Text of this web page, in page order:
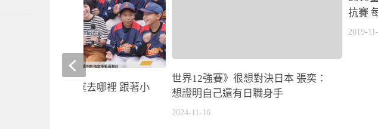
世界12強賽》很想對決日本 張奕：
想證明自己還有日職身手
2024-11-16
抗賽
2019-
棒球》關懷盃之語庭去哪裡 跟著小